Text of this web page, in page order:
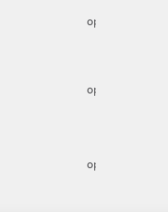
op. 20
op. 21
op.22